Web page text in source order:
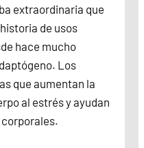
extraordinaria que
de usos
hace mucho
Los
que aumentan la
al estrés y ayudan